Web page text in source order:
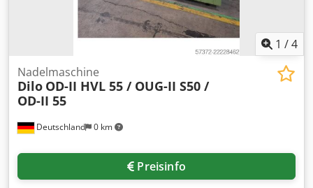
1 /4
Deutschland 0 km
Nadelmaschine
Dilo OD-II HVL 55 / OUG-II S50 /
OD-II 55
Preisinfo